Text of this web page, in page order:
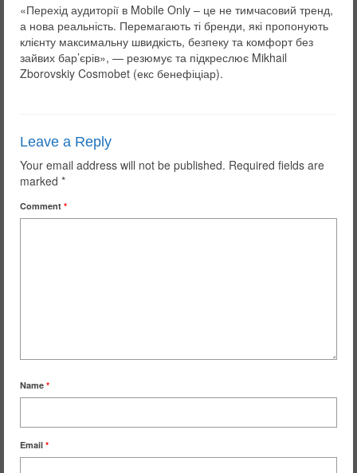
«Перехід аудиторії в Mobile Only – це не тимчасовий тренд,
а нова реальність. Перемагають ті бренди, які пропонують
клієнту максимальну швидкість, безпеку та комфорт без
зайвих бар’єрів», — резюмує та підкреслює Mikhail
Zborovskiy Cosmobet (екс бенефіціар).
Leave a Reply
Your email address will not be published. Required fields are
marked *
Comment *
Name *
Email *